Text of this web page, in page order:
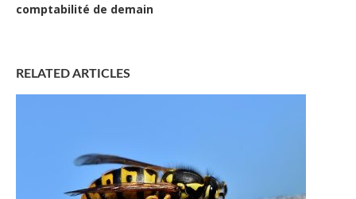
comptabilité de demain
RELATED ARTICLES